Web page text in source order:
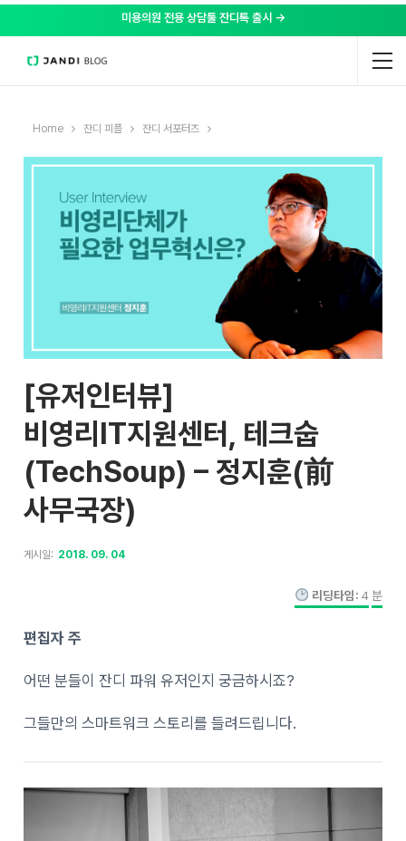
미용의원 전용 상담툴 잔디톡 출시 →
Home 잔디 피플 잔디 서포터즈
[유저인터뷰]
비영리IT지원센터, 테크숩
(TechSoup) – 정지훈(前
사무국장)
게시일: 2018. 09. 04
리딩타임: 4 분
편집자 주
어떤 분들이 잔디 파워 유저인지 궁금하시죠?
그들만의 스마트워크 스토리를 들려드립니다.